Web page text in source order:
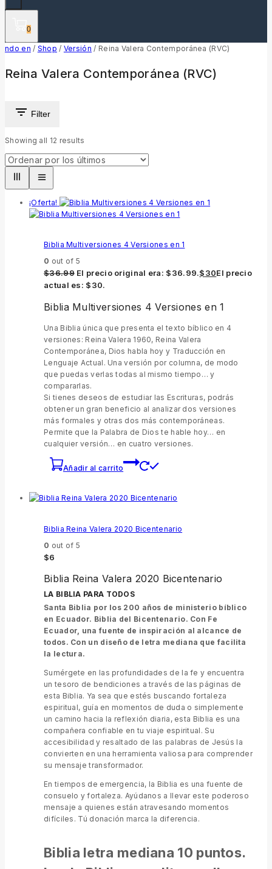
0
ndo en / Shop / Versión / Reina Valera Contemporánea (RVC)
Reina Valera Contemporánea (RVC)
Filter
Showing all 12 results
¡Oferta!
Biblia Multiversiones 4 Versiones en 1
0 out of 5
$36.99 El precio original era: $36.99.$30El precio
actual es: $30.
Biblia Multiversiones 4 Versiones en 1
Una Biblia única que presenta el texto bíblico en 4
versiones: Reina Valera 1960, Reina Valera
Contemporánea, Dios habla hoy y Traducción en
Lenguaje Actual. Una versión por columna, de modo
que puedas verlas todas al mismo tiempo… y
compararlas.
Si tienes deseos de estudiar las Escrituras, podrás
obtener un gran beneficio al analizar dos versiones
más formales y otras dos más contemporáneas.
Permite que la Palabra de Dios te hable hoy… en
cualquier versión… en cuatro versiones.
Añadir al carrito
Biblia Reina Valera 2020 Bicentenario
0 out of 5
$6
Biblia Reina Valera 2020 Bicentenario
LA BIBLIA PARA TODOS
Santa Biblia por los 200 años de ministerio bíblico
en Ecuador. Biblia del Bicentenario. Con Fe
Ecuador, una fuente de inspiración al alcance de
todos. Con un diseño de letra mediana que facilita
la lectura.
Sumérgete en las profundidades de la fe y encuentra
un tesoro de bendiciones a través de las páginas de
esta Biblia. Ya sea que estés buscando fortaleza
espiritual, guía en momentos de duda o simplemente
un camino hacia la reflexión diaria, esta Biblia es una
compañera confiable en tu viaje espiritual. Su
accesibilidad y resaltado de las palabras de Jesús la
convierten en una herramienta valiosa para comprender
su mensaje transformador.
En tiempos de emergencia, la Biblia es una fuente de
consuelo y fortaleza. Ayúdanos a llevar este poderoso
mensaje a quienes están atravesando momentos
difíciles. Tú donación marca la diferencia.
Biblia letra mediana 10 puntos.